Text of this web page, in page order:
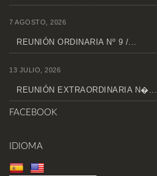
7 AGOSTO, 2026
REUNIÓN ORDINARIA Nº 9 /...
13 JULIO, 2026
REUNIÓN EXTRAORDINARIA N�...
FACEBOOK
IDIOMA